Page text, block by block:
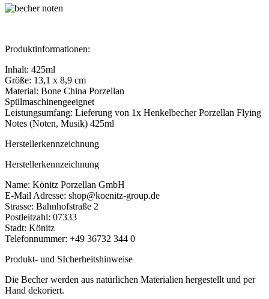
Produktinformationen:
Inhalt: 425ml
Größe: 13,1 x 8,9 cm
Material: Bone China Porzellan
Spülmaschinengeeignet
Leistungsumfang: Lieferung von 1x Henkelbecher Porzellan Flying
Notes (Noten, Musik) 425ml
Herstellerkennzeichnung
Herstellerkennzeichnung
Name: Könitz Porzellan GmbH
E-Mail Adresse: shop@koenitz-group.de
Strasse: Bahnhofstraße 2
Postleitzahl: 07333
Stadt: Könitz
Telefonnummer: +49 36732 344 0
Produkt- und SIcherheitshinweise
Die Becher werden aus natürlichen Materialien hergestellt und per
Hand dekoriert.